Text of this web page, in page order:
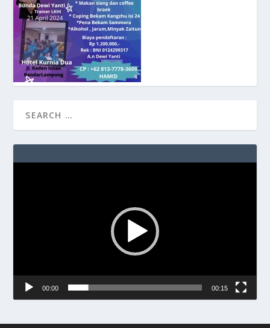
00:00 00:15